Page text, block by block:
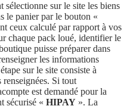
sur le site les biens
le panier par le bouton «
ceux calculé par rapport à vos
chaque pack loué, identifier le
puisse préparer dans
les informations
sur le site consiste à
Si tout
est demandé pour la
sécurisé « HIPAY». La